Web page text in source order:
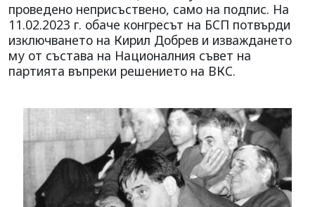
проведено неприсъствено, само на подпис. На
11.02.2023 г. обаче конгресът на БСП потвърди
изключването на Кирил Добрев и изваждането
му от състава на Националния съвет на
партията въпреки решението на ВКС.